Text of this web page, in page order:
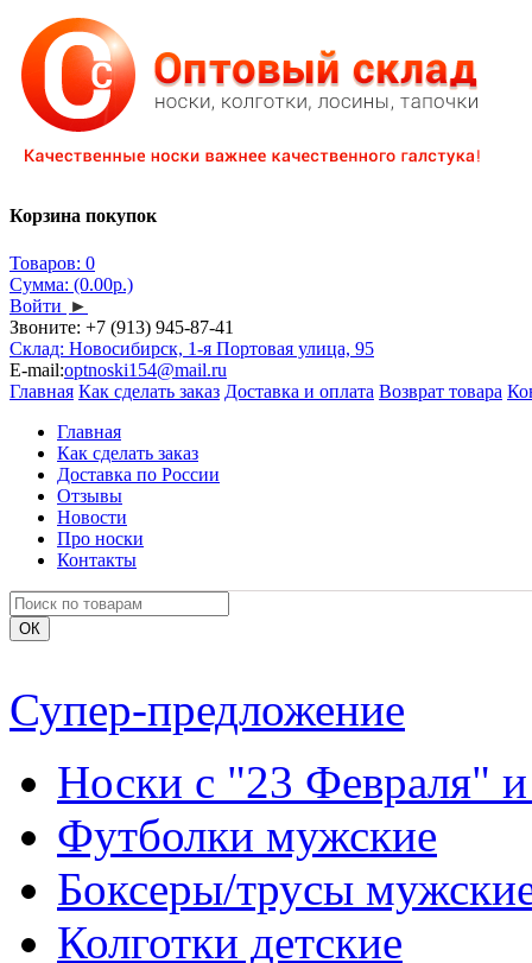
Корзина покупок
Товаров: 0
Сумма: (0.00р.)
Войти ►
Звоните: +7 (913) 945-87-41
Склад: Новосибирск, 1-я Портовая улица, 95
E-mail:optnoski154@mail.ru
Главная Как сделать заказ Доставка и оплата Возврат товара
Главная
Как сделать заказ
Доставка по России
Отзывы
Новости
Про носки
Контакты
Супер-предложение
Носки с "23 Февраля"
Футболки мужские
Боксеры/трусы
Колготки детские